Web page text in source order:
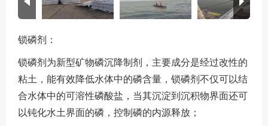
锁磷剂：
锁磷剂为新型矿物磷沉降制剂，主要成分是经过改性的
粘土，能有效降低水体中的磷含量，锁磷剂不仅可以结
合水体中的可溶性磷酸盐，当其沉淀到沉积物界面还可
以钝化水土界面的磷，控制磷的内源释放；